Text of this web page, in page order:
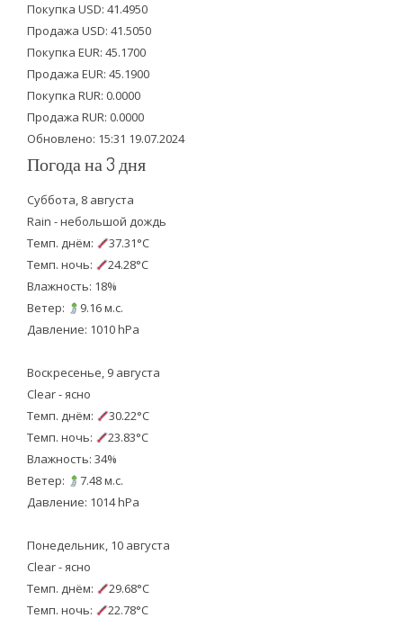
t
e
r
b
o
o
k
u
b
e
Покупка USD: 41.4950
Продажа USD: 41.5050
Покупка EUR: 45.1700
Продажа EUR: 45.1900
Покупка RUR: 0.0000
Продажа RUR: 0.0000
Обновлено: 15:31 19.07.2024
Погода на 3 дня
Суббота, 8 августа
Rain - небольшой дождь
Темп. днём:
37.31°C
Темп. ночь:
24.28°C
Влажность: 18%
Ветер:
9.16 м.с.
Давление: 1010 hPa
Воскресенье, 9 августа
Clear - ясно
Темп. днём:
30.22°C
Темп. ночь:
23.83°C
Влажность: 34%
Ветер:
7.48 м.с.
Давление: 1014 hPa
Понедельник, 10 августа
Clear - ясно
Темп. днём:
29.68°C
Темп. ночь:
22.78°C